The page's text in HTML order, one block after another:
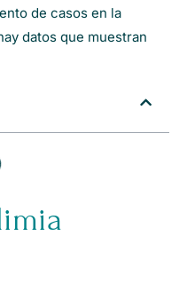
de casos en la
datos que muestran